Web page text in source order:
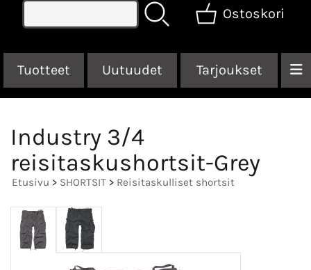
Ostoskori
Tuotteet Uutuudet Tarjoukset
Industry 3/4
reisitaskushortsit-Grey
Etusivu > SHORTSIT > Reisitaskulliset shortsit